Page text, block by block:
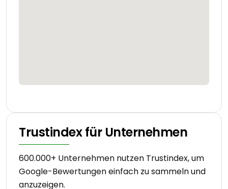
Trustindex für Unternehmen
600.000+ Unternehmen nutzen Trustindex, um
Google-Bewertungen einfach zu sammeln und
anzuzeigen.